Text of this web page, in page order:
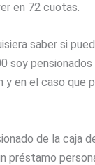
en 72 cuotas.
saber si
soy
y en el caso que
de la caja
préstamo